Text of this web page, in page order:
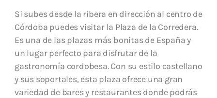
Si subes desde la ribera en dirección al centro de
Córdoba puedes visitar la Plaza de la Corredera.
Es una de las plazas más bonitas de España y
un lugar perfecto para disfrutar de la
gastronomía cordobesa. Con su estilo castellano
y sus soportales, esta plaza ofrece una gran
variedad de bares y restaurantes donde podrás